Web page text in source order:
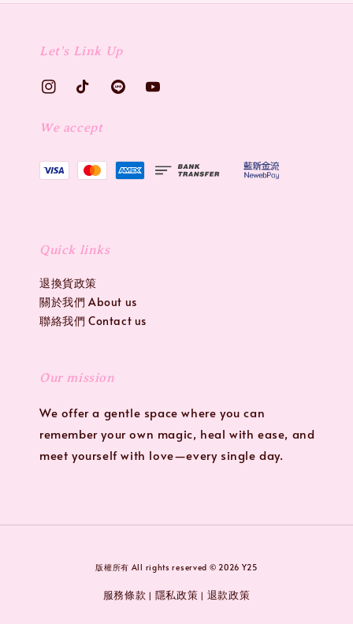
Let's Link Up
We accept
Quick links
退換貨政策
關於我們 About us
聯絡我們 Contact us
Our mission
We offer a gentle space where you can
remember your own magic, heal with ease, and
meet yourself with love—every single day.
版權所有 All rights reserved © 2026 Y25
服務條款 | 隱私政策 | 退款政策